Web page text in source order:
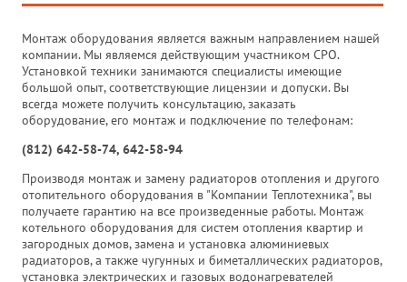
Монтаж оборудования является важным направлением нашей
компании. Мы являемся действующим участником СРО.
Установкой техники занимаются специалисты имеющие
большой опыт, соответствующие лицензии и допуски. Вы
всегда можете получить консультацию, заказать
оборудование, его монтаж и подключение по телефонам:
(812) 642-58-74, 642-58-94
Производя монтаж и замену радиаторов отопления и другого
отопительного оборудования в "Компании Теплотехника", вы
получаете гарантию на все произведенные работы. Монтаж
котельного оборудования для систем отопления квартир и
загородных домов, замена и установка алюминиевых
радиаторов, а также чугунных и биметаллических радиаторов,
установка электрических и газовых водонагревателей